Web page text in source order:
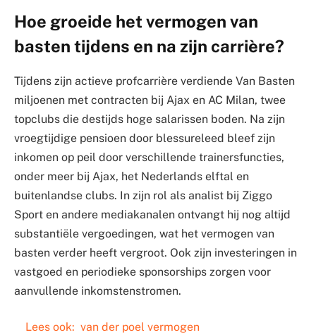
Hoe groeide het vermogen van
basten tijdens en na zijn carrière?
Tijdens zijn actieve profcarrière verdiende Van Basten
miljoenen met contracten bij Ajax en AC Milan, twee
topclubs die destijds hoge salarissen boden. Na zijn
vroegtijdige pensioen door blessureleed bleef zijn
inkomen op peil door verschillende trainersfuncties,
onder meer bij Ajax, het Nederlands elftal en
buitenlandse clubs. In zijn rol als analist bij Ziggo
Sport en andere mediakanalen ontvangt hij nog altijd
substantiële vergoedingen, wat het vermogen van
basten verder heeft vergroot. Ook zijn investeringen in
vastgoed en periodieke sponsorships zorgen voor
aanvullende inkomstenstromen.
Lees ook: van der poel vermogen